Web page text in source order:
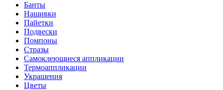
Банты
Нашивки
Пайетки
Подвески
Помпоны
Стразы
Самоклеющиеся аппликации
Термоаппликации
Украшения
Цветы